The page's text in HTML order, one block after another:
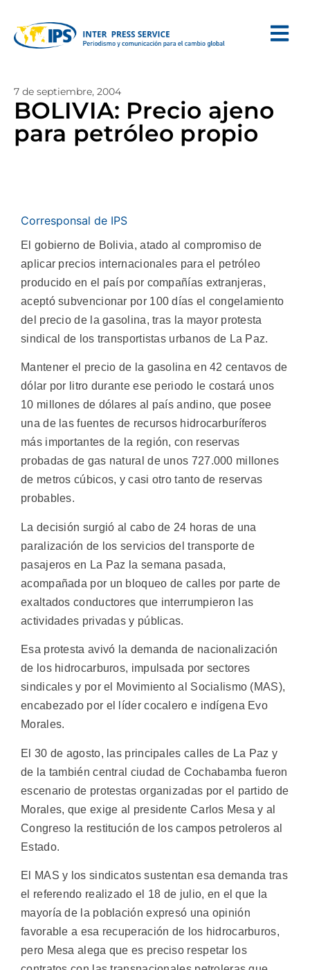
7 de septiembre, 2004
BOLIVIA: Precio ajeno
para petróleo propio
Corresponsal de IPS
El gobierno de Bolivia, atado al compromiso de
aplicar precios internacionales para el petróleo
producido en el país por compañías extranjeras,
aceptó subvencionar por 100 días el congelamiento
del precio de la gasolina, tras la mayor protesta
sindical de los transportistas urbanos de La Paz.
Mantener el precio de la gasolina en 42 centavos de
dólar por litro durante ese periodo le costará unos
10 millones de dólares al país andino, que posee
una de las fuentes de recursos hidrocarburíferos
más importantes de la región, con reservas
probadas de gas natural de unos 727.000 millones
de metros cúbicos, y casi otro tanto de reservas
probables.
La decisión surgió al cabo de 24 horas de una
paralización de los servicios del transporte de
pasajeros en La Paz la semana pasada,
acompañada por un bloqueo de calles por parte de
exaltados conductores que interrumpieron las
actividades privadas y públicas.
Esa protesta avivó la demanda de nacionalización
de los hidrocarburos, impulsada por sectores
sindicales y por el Movimiento al Socialismo (MAS),
encabezado por el líder cocalero e indígena Evo
Morales.
El 30 de agosto, las principales calles de La Paz y
de la también central ciudad de Cochabamba fueron
escenario de protestas organizadas por el partido de
Morales, que exige al presidente Carlos Mesa y al
Congreso la restitución de los campos petroleros al
Estado.
El MAS y los sindicatos sustentan esa demanda tras
el referendo realizado el 18 de julio, en el que la
mayoría de la población expresó una opinión
favorable a esa recuperación de los hidrocarburos,
pero Mesa alega que es preciso respetar los